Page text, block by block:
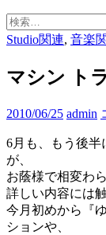
検
索:
Studio関連, 音楽
マシン ト
2010/06/25 admin
6月も、もう後半
が、
お蔭様で相変わ
詳しい内容には
今月初めから『
ションや、